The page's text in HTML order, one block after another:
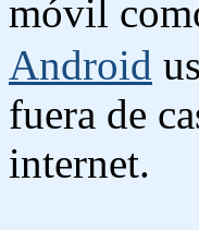
móvil
Android
fuera de
internet.